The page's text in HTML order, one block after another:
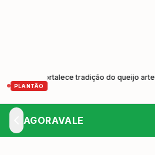
PLANTÃO
e fortalece tradição do queijo artesanal
AGORAVALE